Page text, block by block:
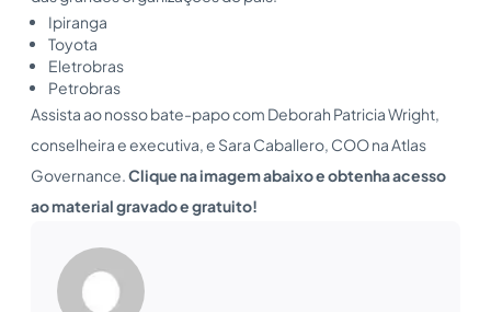
Ipiranga
Toyota
Eletrobras
Petrobras
Assista ao nosso bate-papo com Deborah Patricia Wright,
conselheira e executiva, e Sara Caballero, COO na Atlas
Governance.Clique na imagem abaixo e obtenha acesso
ao material gravado e gratuito!